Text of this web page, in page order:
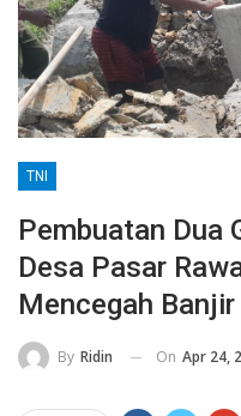
TNI
Pembuatan Dua
Desa Pasar
Mencegah Banjir
By Ridin On Apr 24,